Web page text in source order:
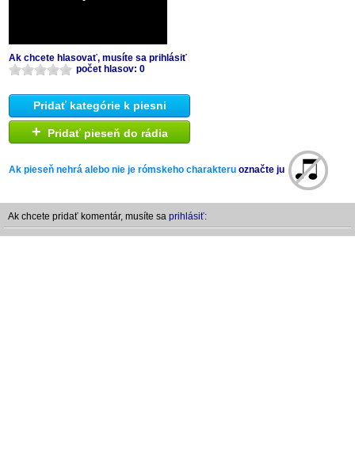
Ak chcete hlasovať, musíte sa prihlásiť
počet hlasov: 0
Pridať kategórie k piesni
+ Pridať pieseň do rádia
Ak pieseň nehrá alebo nie je rómskeho charakteru označte ju
Ak chcete pridať komentár, musíte sa prihlásiť: